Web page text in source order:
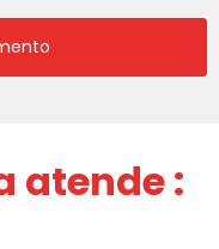
atende :